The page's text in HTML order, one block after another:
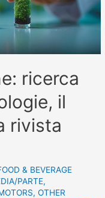
ricerca
il
rivista
& BEVERAGE
PARTE,
,OTHER